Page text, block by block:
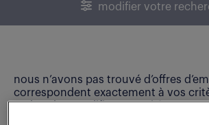
modifier votre
nous n’avons pas trouvé d’offres
correspondent exactement à vos
recherche. Modifiez vos critères ou